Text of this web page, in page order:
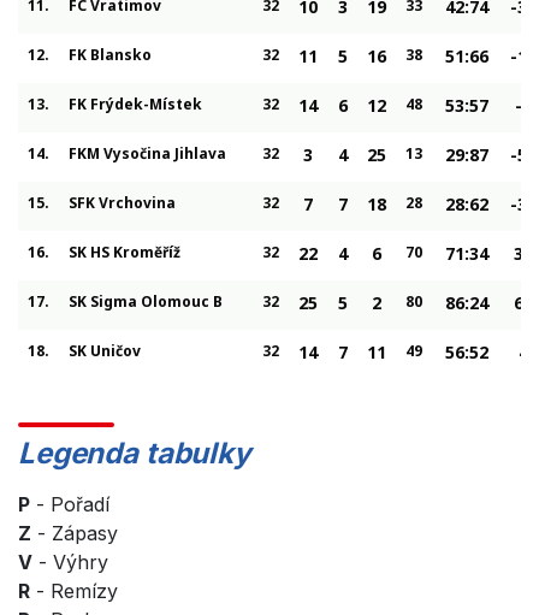
11. FC Vratimov 32 10 3 19 33 42:74 -32
12. FK Blansko 32 11 5 16 38 51:66 -15
13. FK Frýdek-Místek 32 14 6 12 48 53:57 -4
14. FKM Vysočina Jihlava 32 3 4 25 13 29:87 -58
15. SFK Vrchovina 32 7 7 18 28 28:62 -34
16. SK HS Kroměříž 32 22 4 6 70 71:34 37
17. SK Sigma Olomouc B 32 25 5 2 80 86:24 62
18. SK Uničov 32 14 7 11 49 56:52 4
Legenda tabulky
P - Pořadí
Z - Zápasy
V - Výhry
R - Remízy